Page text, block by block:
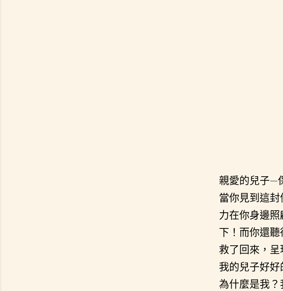
親愛的兒子—
當你見到這
力在你身邊
下！而你還
救了回來，
我的兒子好好
為什麼是我